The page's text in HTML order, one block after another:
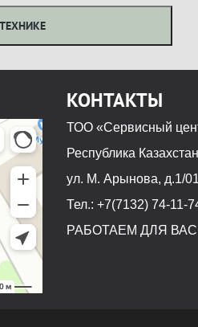
КОНТАКТЫ
ТОО «Сервисный
Республика
ул. М. Арынова, д.1/
Тел.: +7(7132) 74-11-
РАБОТАЕМ ДЛЯ ВАС